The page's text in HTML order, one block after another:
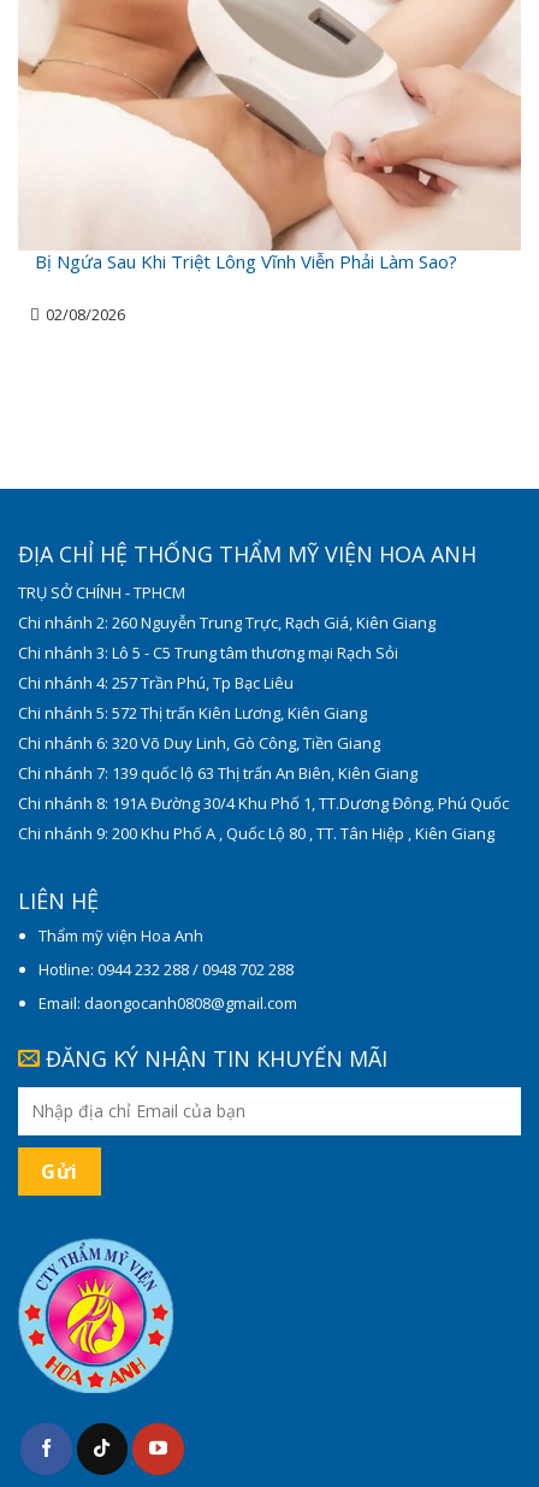
Bị Ngứa Sau Khi Triệt Lông Vĩnh Viễn Phải Làm Sao?
02/08/2026
ĐỊA CHỈ HỆ THỐNG THẨM MỸ VIỆN HOA ANH
TRỤ SỞ CHÍNH - TPHCM
Chi nhánh 2: 260 Nguyễn Trung Trực, Rạch Giá, Kiên Giang
Chi nhánh 3: Lô 5 - C5 Trung tâm thương mại Rạch Sỏi
Chi nhánh 4: 257 Trần Phú, Tp Bạc Liêu
Chi nhánh 5: 572 Thị trấn Kiên Lương, Kiên Giang
Chi nhánh 6: 320 Võ Duy Linh, Gò Công, Tiền Giang
Chi nhánh 7: 139 quốc lộ 63 Thị trấn An Biên, Kiên Giang
Chi nhánh 8: 191A Đường 30/4 Khu Phố 1, TT.Dương Đông, Phú Quốc
Chi nhánh 9: 200 Khu Phố A , Quốc Lộ 80 , TT. Tân Hiệp , Kiên Giang
LIÊN HỆ
Thẩm mỹ viện Hoa Anh
Hotline: 0944 232 288 / 0948 702 288
Email: daongocanh0808@gmail.com
ĐĂNG KÝ NHẬN TIN KHUYẾN MÃI